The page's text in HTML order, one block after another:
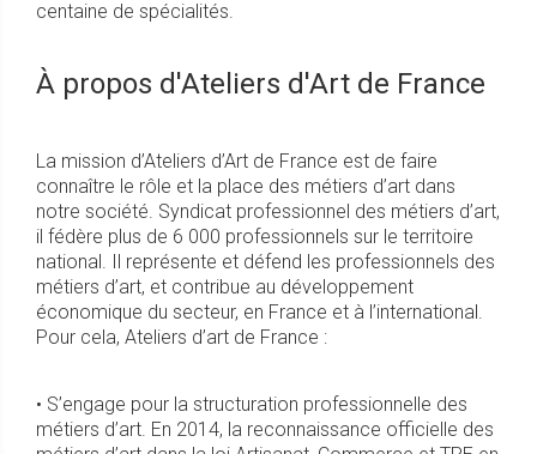
centaine de spécialités.
À propos d'Ateliers d'Art de France
La mission d’Ateliers d’Art de France est de faire
connaître le rôle et la place des métiers d’art dans
notre société. Syndicat professionnel des métiers d’art,
il fédère plus de 6 000 professionnels sur le territoire
national. Il représente et défend les professionnels des
métiers d’art, et contribue au développement
économique du secteur, en France et à l’international.
Pour cela, Ateliers d’art de France :
• S’engage pour la structuration professionnelle des
métiers d’art. En 2014, la reconnaissance officielle des